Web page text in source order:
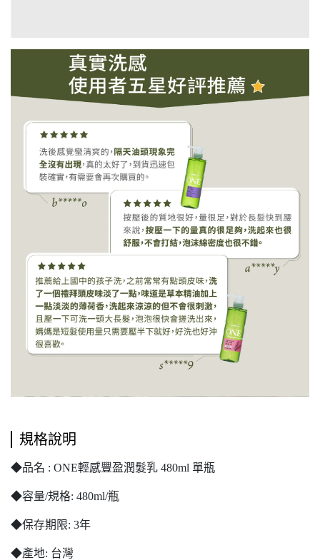
規格說明
◆品名 : ONE輕感豐盈潤髮乳 480ml 單瓶
◆容量/規格: 480ml/瓶
◆保存期限: 3年
◆產地: 台灣